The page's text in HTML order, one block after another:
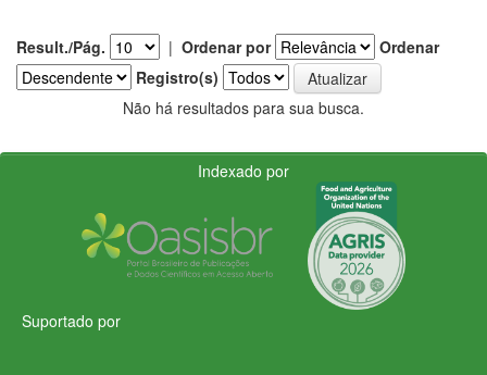
Result./Pág. | Ordenar por
Ordenar
Registro(s)
Não há resultados para sua busca.
Indexado por
Suportado por